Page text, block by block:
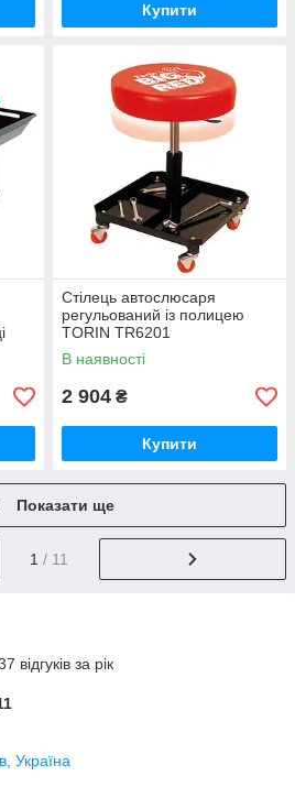
Купити
Стілець автослюсаря
регульований із полицею
TORIN TR6201
В наявності
2 904 ₴
Купити
Показати ще
1 / 11
відгуків за рік
Україна